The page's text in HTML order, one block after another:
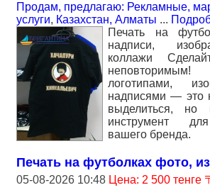
Продам, предлагаю: Рекламные,
услуги, Казахстан, Алматы ...
Печать на
надписи,
коллажи
логотипами,
надписями — это
выделиться, но
инструмент
вашего бренда.
Печать на футболках фото,
05-08-2026 10:48 Цена: 2 500 тенге